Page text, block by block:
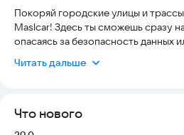
Покоряй городские улицы и
Maslcar! Здесь ты сможешь сразу
опасаясь за безопасность данных
смартфонах, не требует
улицах и сложными испытаниями
Читать дальше
Что нового